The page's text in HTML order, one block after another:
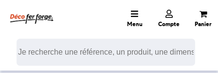
Menu Compte Panier